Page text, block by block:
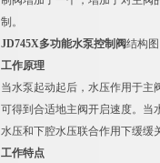
制。
JD745X多功能水泵控制阀结构图
工作原理
当水泵起动起后，水压作用于主
可得到合适地主阀开启速度。当
水压和下腔水压联合作用下缓缓
工作特点